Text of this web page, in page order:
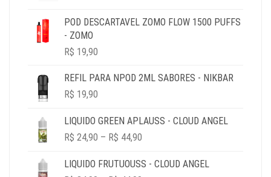
R$ 19,90
POD DESCARTAVEL ZOMO FLOW 1500 PUFFS
- ZOMO
R$ 19,90
REFIL PARA NPOD 2ML SABORES - NIKBAR
R$ 19,90
LIQUIDO GREEN APLAUSS - CLOUD ANGEL
R$ 24,90 – R$ 44,90
R$ 24,90
LIQUIDO FRUTUOUSS - CLOUD ANGEL